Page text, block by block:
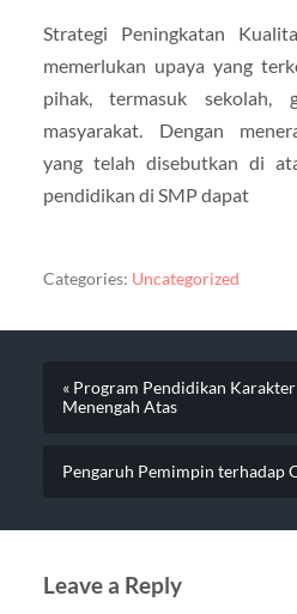
Strategi Peningkatan
memerlukan upaya yang
pihak, termasuk sekolah,
masyarakat. Dengan
yang telah disebutkan di
pendidikan di SMP dapat
Categories: Uncategorized
« Program Pendidikan
Menengah Atas
Pengaruh Pemimpin terhadap
Leave a Reply